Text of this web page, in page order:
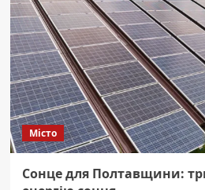
Місто
Сонце для Полтавщини: